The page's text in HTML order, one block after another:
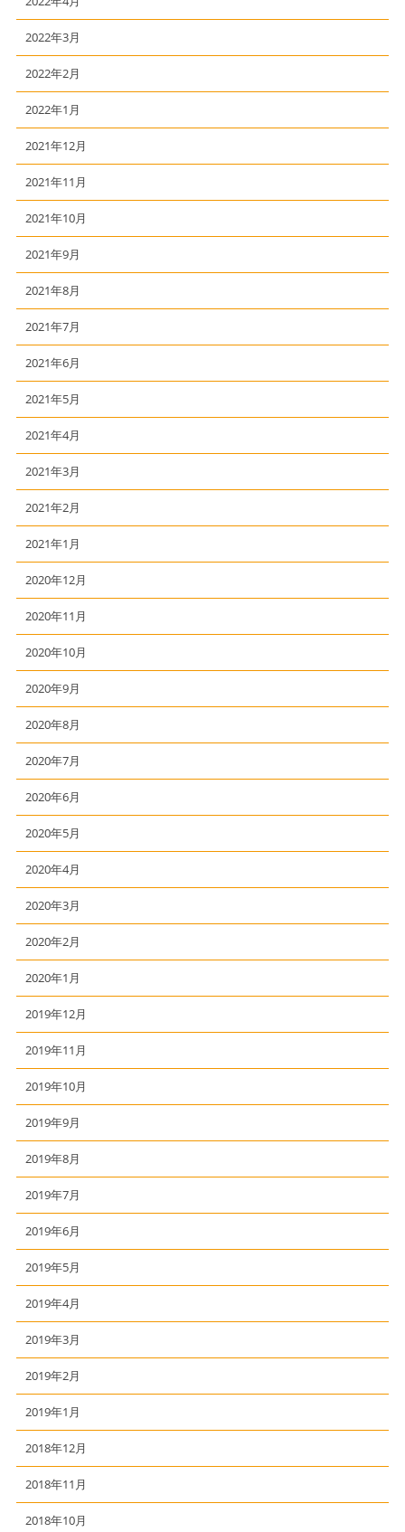
2022年3月
2022年2月
2022年1月
2021年12月
2021年11月
2021年10月
2021年9月
2021年8月
2021年7月
2021年6月
2021年5月
2021年4月
2021年3月
2021年2月
2021年1月
2020年12月
2020年11月
2020年10月
2020年9月
2020年8月
2020年7月
2020年6月
2020年5月
2020年4月
2020年3月
2020年2月
2020年1月
2019年12月
2019年11月
2019年10月
2019年9月
2019年8月
2019年7月
2019年6月
2019年5月
2019年4月
2019年3月
2019年2月
2019年1月
2018年12月
2018年11月
2018年10月